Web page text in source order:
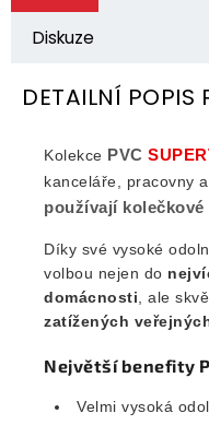
Diskuze
DETAILNÍ POPIS
Kolekce PVC
kanceláře, pracovny
používají kolečkové
Díky své vysoké
volbou nejen do
domácnosti, ale
zatížených
Největší benefity
Velmi vysoká